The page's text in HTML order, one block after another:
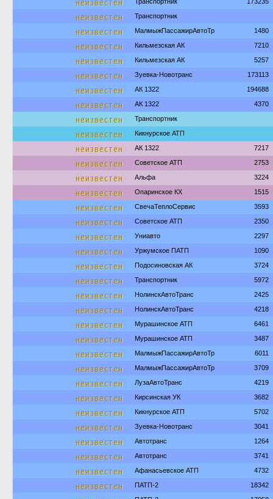
неизвестен Транспортник
неизвестен МалмыжПассажирАвтоТр 1480
неизвестен Кильмезская АК 7210
неизвестен Кильмезская АК 5257
неизвестен Зуевка-Новотранс 173113
неизвестен АК 1322 194688
неизвестен АК 1322 4370
неизвестен Транспортник
неизвестен Кикнурское АТП
неизвестен АК 1322 7217
неизвестен Советское АТП 2753
неизвестен Альфа 3224
неизвестен Опаринское КХ 1515
неизвестен СвечаТеплоСервис 3593
неизвестен Советское АТП 2350
неизвестен Униавто 2297
неизвестен Уржумское ПАТП 1090
неизвестен Подосиновская АК 3724
неизвестен Транспортник 5972
неизвестен НолинскАвтоТранс 2425
неизвестен НолинскАвтоТранс 4218
неизвестен Мурашинское АТП 6461
неизвестен Мурашинское АТП 3487
неизвестен МалмыжПассажирАвтоТр 6011
неизвестен МалмыжПассажирАвтоТр 3709
неизвестен ЛузаАвтоТранс 4219
неизвестен Кирсинская УК 3682
неизвестен Кикнурское АТП 5702
неизвестен Зуевка-Новотранс 3041
неизвестен Автотранс 1264
неизвестен Автотранс 3741
неизвестен Афанасьевское АТП 4732
неизвестен ПАТП-2 18342